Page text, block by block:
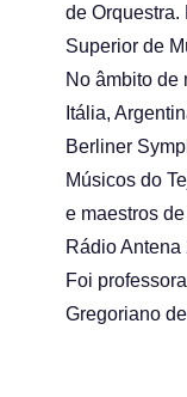
de Orquestra.
Superior de
No âmbito de
Itália,
Berliner
Músicos do
e maestros
Rádio Antena
Foi
Gregoriano